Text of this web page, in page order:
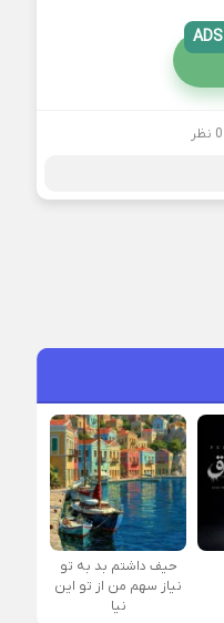
ADS
0 نظر
حیف داشتم بد به تو
نیاز سهم من از تو این
نیا